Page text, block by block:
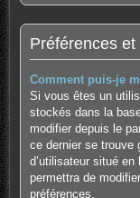
Préférences
Comment puis-je
Si vous êtes un
stockés dans la
modifier depuis le
ce dernier se trouve
d’utilisateur situé
permettra de
préférences.